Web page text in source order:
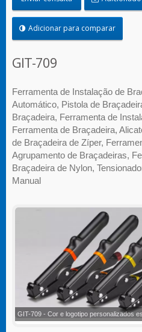
Adicionar para comparar
GIT-709
Ferramenta de Instalação de
Automático, Pistola de
Braçadeira, Ferramenta de
Ferramenta de Braçadeira,
de Braçadeira de Zíper,
Agrupamento de Braçadeiras,
Braçadeira de Nylon,
Manual
GIT-709 - Aplicação de